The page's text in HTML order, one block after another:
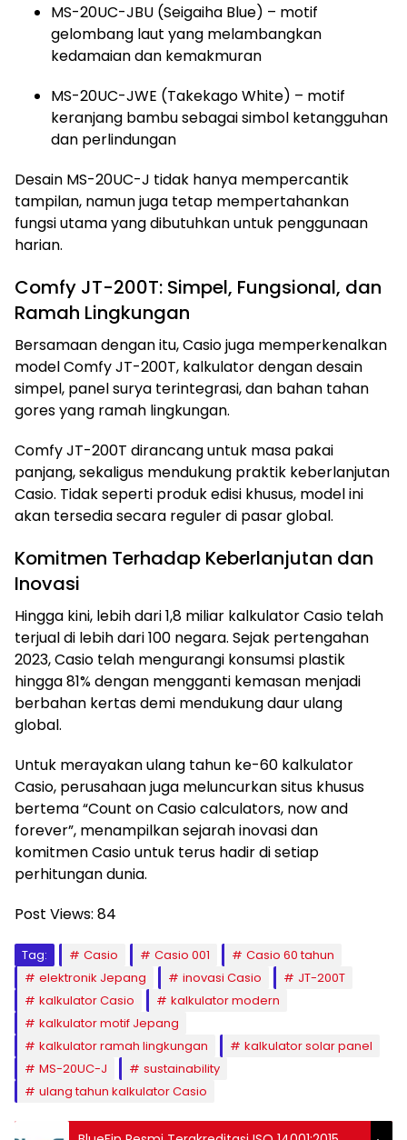
MS-20UC-JBU (Seigaiha Blue) – motif
gelombang laut yang melambangkan
kedamaian dan kemakmuran
MS-20UC-JWE (Takekago White) – motif
keranjang bambu sebagai simbol ketangguhan
dan perlindungan
Desain MS-20UC-J tidak hanya mempercantik
tampilan, namun juga tetap mempertahankan
fungsi utama yang dibutuhkan untuk penggunaan
harian.
Comfy JT-200T: Simpel, Fungsional, dan
Ramah Lingkungan
Bersamaan dengan itu, Casio juga memperkenalkan
model Comfy JT-200T, kalkulator dengan desain
simpel, panel surya terintegrasi, dan bahan tahan
gores yang ramah lingkungan.
Comfy JT-200T dirancang untuk masa pakai
panjang, sekaligus mendukung praktik keberlanjutan
Casio. Tidak seperti produk edisi khusus, model ini
akan tersedia secara reguler di pasar global.
Komitmen Terhadap Keberlanjutan dan
Inovasi
Hingga kini, lebih dari 1,8 miliar kalkulator Casio telah
terjual di lebih dari 100 negara. Sejak pertengahan
2023, Casio telah mengurangi konsumsi plastik
hingga 81% dengan mengganti kemasan menjadi
berbahan kertas demi mendukung daur ulang
global.
Untuk merayakan ulang tahun ke-60 kalkulator
Casio, perusahaan juga meluncurkan situs khusus
bertema “Count on Casio calculators, now and
forever”, menampilkan sejarah inovasi dan
komitmen Casio untuk terus hadir di setiap
perhitungan dunia.
Post Views: 84
Tag: Casio Casio 001
Casio 60 tahun
elektronik Jepang
inovasi Casio
JT-200T
kalkulator Casio
kalkulator modern
kalkulator motif Jepang
kalkulator ramah lingkungan
kalkulator solar panel
MS-20UC-J
sustainability
ulang tahun kalkulator Casio